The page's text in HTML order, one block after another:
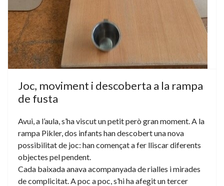
Joc, moviment i descoberta a la rampa
de fusta
Avui, a l’aula, s’ha viscut un petit però gran moment. A la
rampa Pikler, dos infants han descobert una nova
possibilitat de joc: han començat a fer lliscar diferents
objectes pel pendent.
Cada baixada anava acompanyada de rialles i mirades
de complicitat. A poc a poc, s’hi ha afegit un tercer